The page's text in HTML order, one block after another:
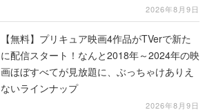
2026年8月9日
【無料】プリキュア映画4作品がTVerで新た
に配信スタート！なんと2018年～2024年の映
画ほぼすべてが見放題に、ぶっちゃけありえ
ないラインナップ
2026年8月9日